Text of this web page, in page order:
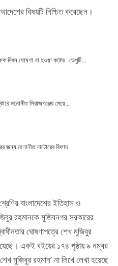
আদেশের বিষয়টি নিশ্চিত করেছেন।
দিবস ঘোষণা না হওয়া কষ্টের : ডেপুটি…
মনোনীত সিরাজগঞ্জের মেয়ে…
জন্য মনোনীত নাটোরের রিফাদ
বাংলাদেশের ইতিহাস ও
রহমানকে মুজিবনগর সরকারের
ঘোষণাপত্রে শেখ মুজিবুর
একই বইয়ের ১৭৪ পৃষ্ঠায় ৯ নম্বর
মুজিবুর রহমান’ না লিখে লেখা হয়েছে